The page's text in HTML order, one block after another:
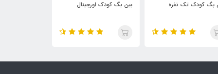
بگ کودک تک نفره
بین بگ کودک اورجینال